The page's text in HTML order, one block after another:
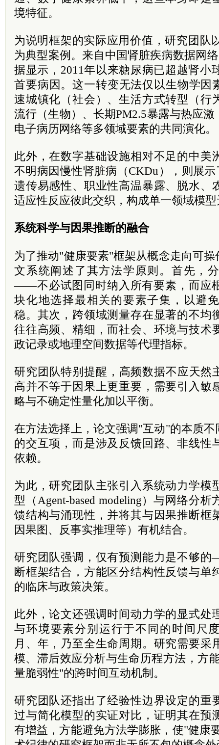
境特征。
为说明框架的实际应用价值，研究团队
为典型案例。来自中国肾脏疾病数据网
据显示，2011年以来糖尿病已超越肾小
首要病因。这一转变无法仅以生物学
速城镇化（社会）、生活方式转型（行
流行（生物）、长期PM2.5暴露与热应
电子病历网络等多领域要素的共同演化。
此外，在数字基础设施相对不足的中美
不明病因慢性肾脏病（CKDu），则展
遗传易感性、职业性高温暴露、脱水、
适应性反应彼此交织，构成单一领域模
系统科学与因果推断的融合
为了推动"健康要素"框架从概念走向可
文系统阐述了其方法学原则。首先，
——不必试图同时纳入所有要素，而应
块化地选择最相关的要素子集，以避
稳。其次，跨领域测量存在显著的不均
往往高频、精细，而社会、环境与技术
政记录或地理空间数据等代理指标。
研究团队特别提醒，高频数据不应天
高并不等于因果上更重要，需要引入敏
略与不确定性量化加以平衡。
在方法选择上，论文强调"互动"的本质
的交互项，而是涉及反馈回路、非线性
依赖。
为此，研究团队主张引入系统动力学模
型（Agent-based modeling）与网络分
馈结构与涌现性，并将其与因果推断框
因果图、反事实推理等）有机结合。
研究团队强调，仅有预测能力是不够
断框架结合，方能区分结构性反馈与单
的临床与政策决策。
此外，论文还强调时间动力学的显式处
与环境要素分别运行于不同的时间
月、年，乃至全生命周期。研究需要采
模、滞后效应分析与生命历程方法，方
量脆弱性"的跨时间互动机制。
研究团队还指出了经验性边界设定的重
过与简化模型的实证对比，证明其在预
有增益，方能避免方法学膨胀，使"健康